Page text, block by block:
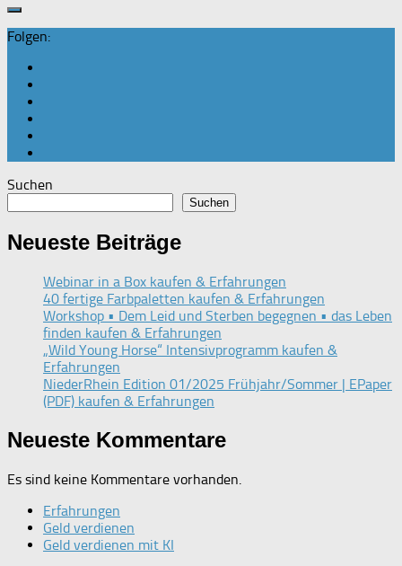
Folgen:
Suchen
Suchen
Neueste Beiträge
Webinar in a Box kaufen & Erfahrungen
40 fertige Farbpaletten kaufen & Erfahrungen
Workshop • Dem Leid und Sterben begegnen • das Leben
finden kaufen & Erfahrungen
„Wild Young Horse“ Intensivprogramm kaufen &
Erfahrungen
NiederRhein Edition 01/2025 Frühjahr/Sommer | EPaper
(PDF) kaufen & Erfahrungen
Neueste Kommentare
Es sind keine Kommentare vorhanden.
Erfahrungen
Geld verdienen
Geld verdienen mit KI